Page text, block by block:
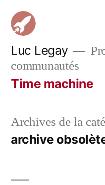
Aller
contenu
Luc Legay
communautés
Time machine
Archives de la
archive